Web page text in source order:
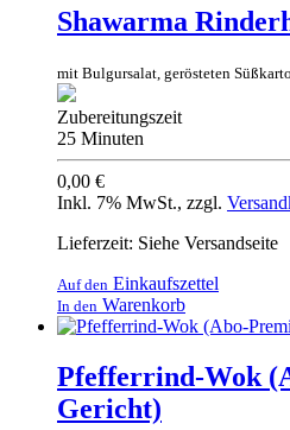
Shawarma
mit Bulgursalat, gerösteten
Zubereitungszeit
25 Minuten
0,00 €
Inkl. 7% MwSt., zzgl.
Lieferzeit: Siehe Versandseite
Auf den Einkaufszettel
In den Warenkorb
Pfefferrind-Wok
Gericht)